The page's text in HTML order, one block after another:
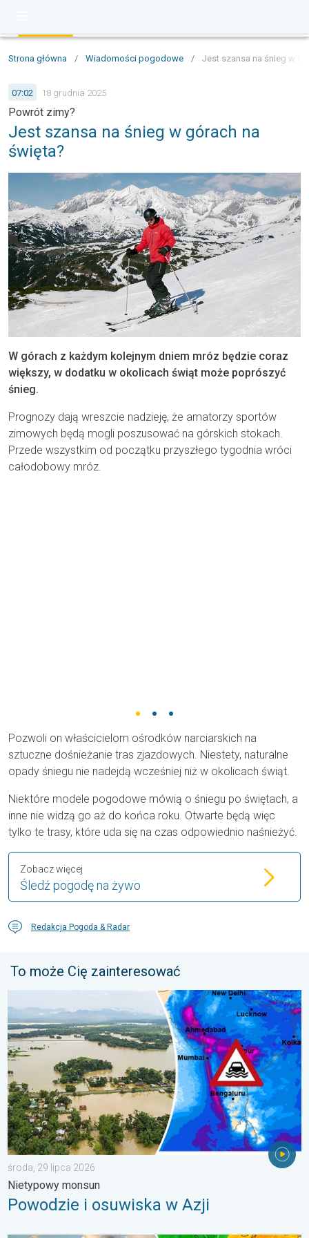
Strona główna / Wiadomości pogodowe / Jest szansa na śnieg w
07:02 18 grudnia 2025
Powrót zimy?
Jest szansa na śnieg w górach na
święta?
W górach z każdym kolejnym dniem mróz będzie coraz
większy, w dodatku w okolicach świąt może poprószyć
śnieg.
Prognozy dają wreszcie nadzieję, że amatorzy sportów
zimowych będą mogli poszusować na górskich stokach.
Przede wszystkim od początku przyszłego tygodnia wróci
całodobowy mróz.
Pozwoli on właścicielom ośrodków narciarskich na
sztuczne dośnieżanie tras zjazdowych. Niestety, naturalne
opady śniegu nie nadejdą wcześniej niż w okolicach świąt.
Niektóre modele pogodowe mówią o śniegu po świętach, a
inne nie widzą go aż do końca roku. Otwarte będą więc
tylko te trasy, które uda się na czas odpowiednio naśnieżyć.
Śledź pogodę na żywo
Zobacz więcej
Redakcja Pogoda & Radar
To może Cię zainteresować
Powodzie i osuwiska w Azji. Nietypowy monsun. . . środa, 29
środa, 29 lipca 2026
Nietypowy monsun
Powodzie i osuwiska w Azji